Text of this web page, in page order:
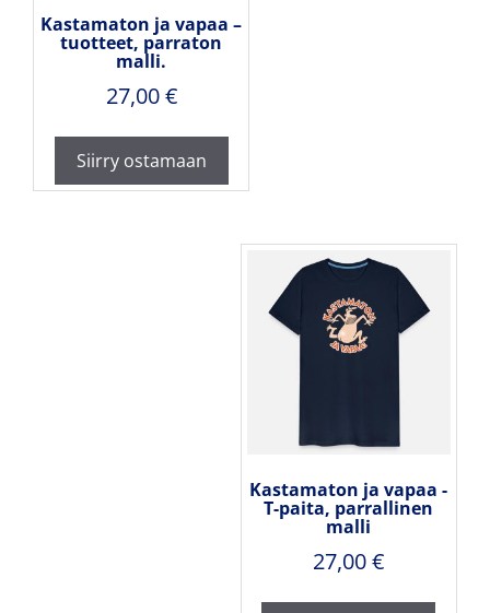
Kastamaton ja vapaa –
tuotteet, parraton
malli.
27,00€
Siirry ostamaan
Kastamaton ja vapaa -
T-paita, parrallinen
malli
27,00€